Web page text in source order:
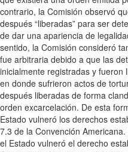
contrario, la Comisión observó
después “liberadas” para ser
de dar una apariencia de
sentido, la Comisión consideró
fue arbitraria debido a que las
inicialmente registradas y fueron
en donde sufrieron actos de
después liberadas de forma
orden excarcelación. De esta
Estado vulneró los derechos
7.3 de la Convención
el Estado vulneró el derecho